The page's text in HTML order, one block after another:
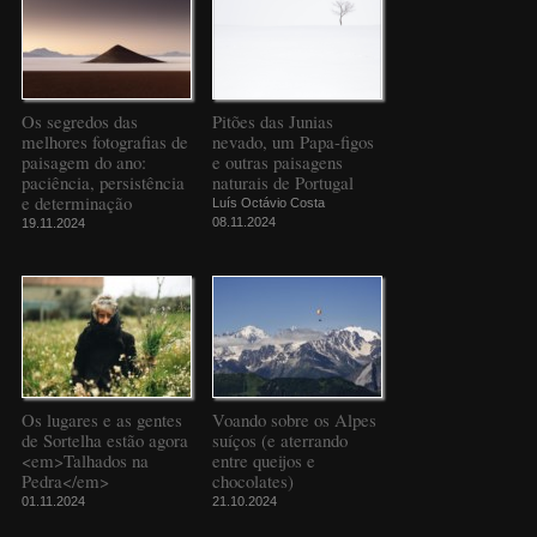
Os segredos das
melhores fotografias de
paisagem do ano:
paciência, persistência
e determinação
19.11.2024
Pitões das Junias
nevado, um Papa-figos
e outras paisagens
naturais de Portugal
Luís Octávio Costa
08.11.2024
Os lugares e as gentes
de Sortelha estão agora
<em>Talhados na
Pedra</em>
01.11.2024
Voando sobre os Alpes
suíços (e aterrando
entre queijos e
chocolates)
21.10.2024